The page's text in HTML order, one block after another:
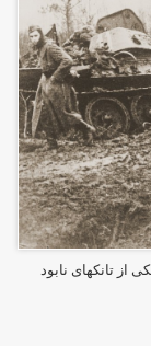
تانکهای نابود